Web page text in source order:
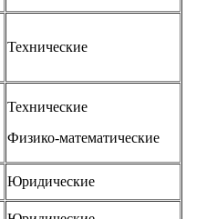
Технические
Технические
Физико-математические
Юридические